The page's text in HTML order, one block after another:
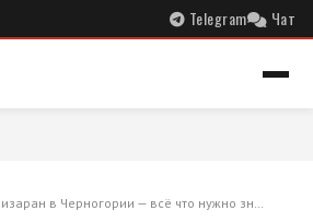
Telegram Чат
в Черногории — всё что нужно зн…